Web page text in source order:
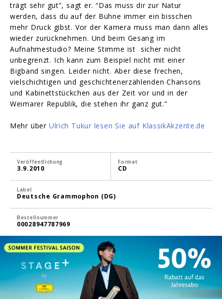
trägt sehr gut”, sagt er. “Das muss dir zur Natur
werden, dass du auf der Bühne immer ein bisschen
mehr Druck gibst. Vor der Kamera muss man dann alles
wieder zurücknehmen. Und beim Gesang im
Aufnahmestudio? Meine Stimme ist sicher nicht
unbegrenzt. Ich kann zum Beispiel nicht mit einer
Bigband singen. Leider nicht. Aber diese frechen,
vielschichtigen und geschichtenerzählenden Chansons
und Kabinettstückchen aus der Zeit vor und in der
Weimarer Republik, die stehen ihr ganz gut.”
Mehr über Ulrich Tukur lesen Sie auf KlassikAkzente.de
Veröffentlichung
3.9.2010
Format
CD
Label
Deutsche Grammophon (DG)
Bestellnummer
00028947787969